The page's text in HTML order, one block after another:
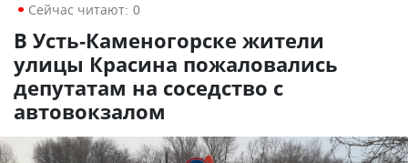
Сейчас читают: 0
В Усть-Каменогорске жители
улицы Красина пожаловались
депутатам на соседство с
автовокзалом